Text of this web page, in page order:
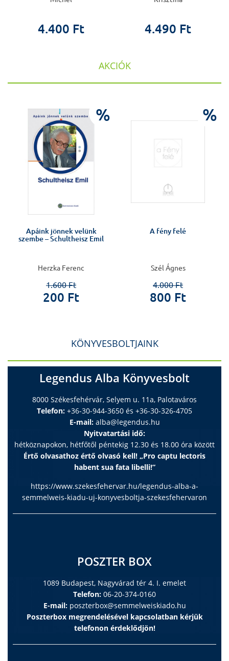
4.400 Ft 4.490 Ft
AKCIÓK
%
Apáink jönnek velünk
szembe – Schultheisz Emil
Herzka Ferenc
1.600 Ft
200 Ft
%
A fény felé
Szél Ágnes
4.000 Ft
800 Ft
KÖNYVESBOLTJAINK
Legendus Alba Könyvesbolt
8000 Székesfehérvár, Selyem u. 11a, Palotaváros
Telefon: +36-30-944-3650 és +36-30-326-4705
E-mail: alba@legendus.hu
Nyitvatartási idő:
hétköznapokon, hétfőtől péntekig 12.30 és 18.00 óra között
Értő olvasathoz értő olvasó kell! „Pro captu lectoris
habent sua fata libelli!”
https://www.szekesfehervar.hu/legendus-alba-a-
semmelweis-kiadu-uj-konyvesboltja-szekesfehervaron
POSZTER BOX
1089 Budapest, Nagyvárad tér 4. I. emelet
Telefon: 06-20-374-0160
E-mail: poszterbox@semmelweiskiado.hu
Poszterbox megrendelésével kapcsolatban kérjük
telefonon érdeklődjön!